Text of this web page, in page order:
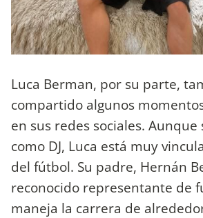
Luca Berman, por su parte,
compartido algunos
en sus redes sociales. Aunque
como DJ, Luca está muy
del fútbol. Su padre, Hernán
reconocido representante de
maneja la carrera de